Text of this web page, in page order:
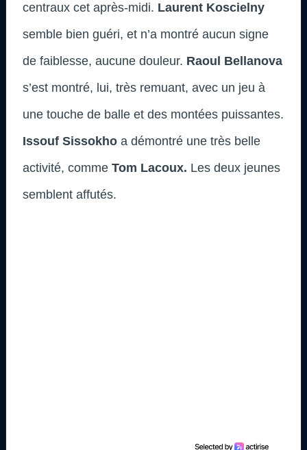
centraux cet après-midi. Laurent Koscielny
semble bien guéri, et n’a montré aucun signe
de faiblesse, aucune douleur. Raoul Bellanova
s’est montré, lui, très remuant, avec un jeu à
une touche de balle et des montées puissantes.
Issouf Sissokho a démontré une très belle
activité, comme Tom Lacoux. Les deux jeunes
semblent affutés.